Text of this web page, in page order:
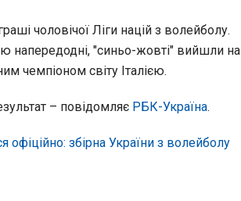
чоловічої Ліги націй з волейболу.
напередодні, "синьо-жовті" вийшли на
чемпіоном світу Італією.
– повідомляє РБК-Україна.
збірна України з волейболу